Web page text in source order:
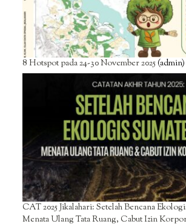
8 Hotspot pada 24-30 November 2025(admin)
CAT 2025 Jikalahari: Setelah Bencana
Menata Ulang Tata Ruang, Cabut Izin